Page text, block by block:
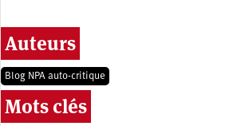
Auteurs
Blog NPA auto-critique
Mots clés